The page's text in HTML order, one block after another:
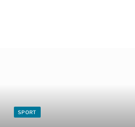
SPORT